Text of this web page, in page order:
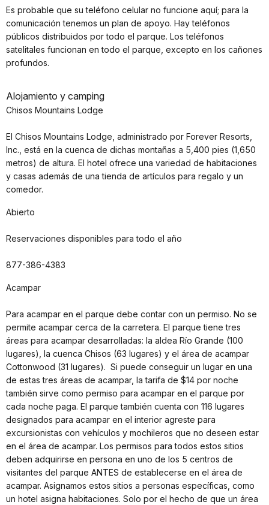
Es probable que su teléfono celular no funcione aquí; para la
comunicación tenemos un plan de apoyo. Hay teléfonos
públicos distribuidos por todo el parque. Los teléfonos
satelitales funcionan en todo el parque, excepto en los cañones
profundos.
Alojamiento y camping
Chisos Mountains Lodge
El Chisos Mountains Lodge, administrado por Forever Resorts,
Inc., está en la cuenca de dichas montañas a 5,400 pies (1,650
metros) de altura. El hotel ofrece una variedad de habitaciones
y casas además de una tienda de artículos para regalo y un
comedor.
Abierto
Reservaciones disponibles para todo el año
877-386-4383
Acampar
Para acampar en el parque debe contar con un permiso. No se
permite acampar cerca de la carretera. El parque tiene tres
áreas para acampar desarrolladas: la aldea Río Grande (100
lugares), la cuenca Chisos (63 lugares) y el área de acampar
Cottonwood (31 lugares). Si puede conseguir un lugar en una
de estas tres áreas de acampar, la tarifa de $14 por noche
también sirve como permiso para acampar en el parque por
cada noche paga. El parque también cuenta con 116 lugares
designados para acampar en el interior agreste para
excursionistas con vehículos y mochileros que no deseen estar
en el área de acampar. Los permisos para todos estos sitios
deben adquirirse en persona en uno de los 5 centros de
visitantes del parque ANTES de establecerse en el área de
acampar. Asignamos estos sitios a personas específicas, como
un hotel asigna habitaciones. Solo por el hecho de que un área